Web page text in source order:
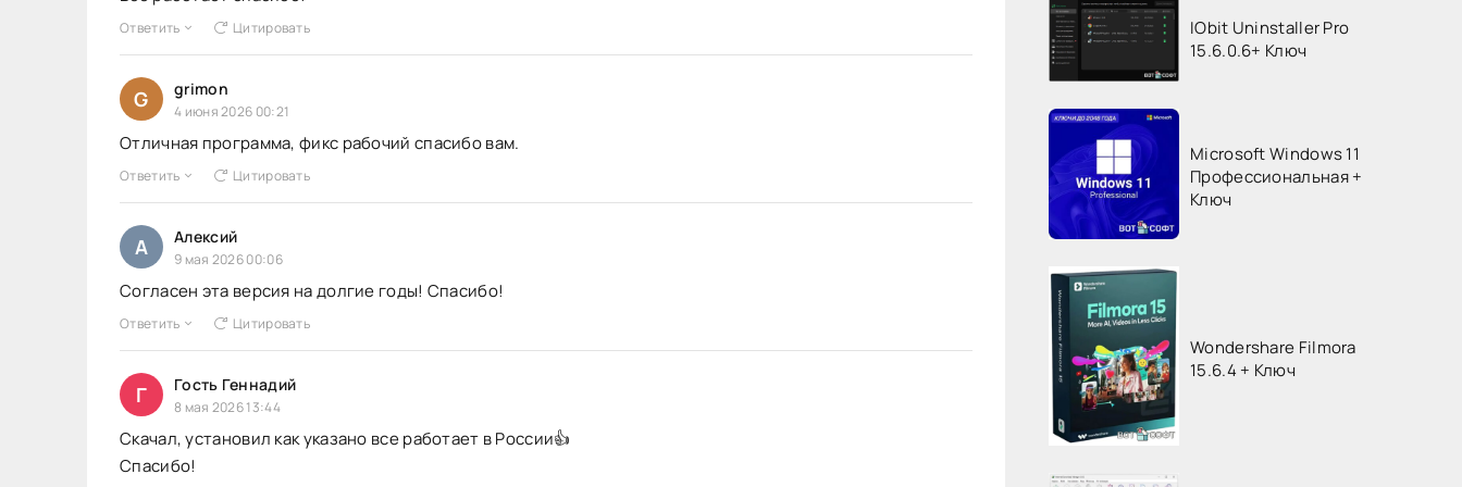
Ответить Цитировать
G grimon
4 июня 2026 00:21
Отличная программа, фикс рабочий спасибо вам.
Ответить Цитировать
А Алексий
9 мая 2026 00:06
Согласен эта версия на долгие годы! Спасибо!
Ответить Цитировать
Г Гость Геннадий
8 мая 2026 13:44
Скачал, установил как указано все работает в России👍
Спасибо!
IObit Uninstaller Pro
15.6.0.6+ Ключ
Microsoft Windows 11
Профессиональная +
Ключ
Wondershare Filmora
15.6.4 + Ключ